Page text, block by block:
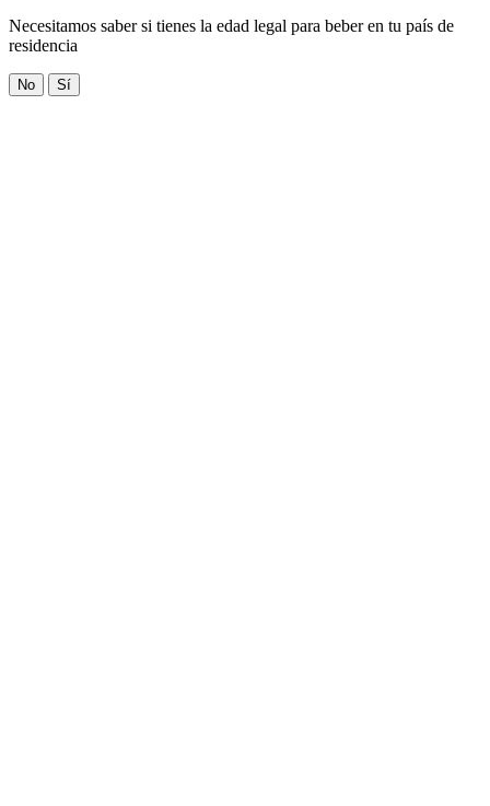
Necesitamos saber si tienes la edad legal para beber en tu país de
residencia
No Sí